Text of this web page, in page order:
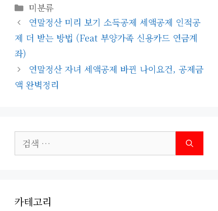
카
테
고
리
미분류
연말정산 미리 보기 소득공제 세액공제 인적공
제 더 받는 방법 (Feat 부양가족 신용카드 연금계
좌)
연말정산 자녀 세액공제 바뀐 나이요건, 공제금
액 완벽정리
색:
카테고리